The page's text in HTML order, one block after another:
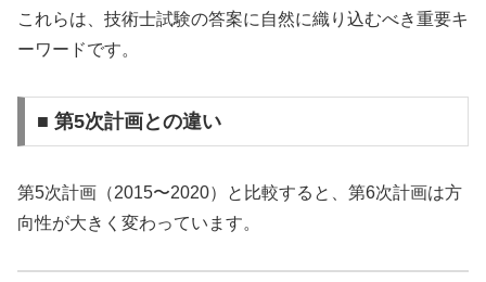
これらは、技術士試験の答案に自然に織り込むべき重要キ
ーワードです。
■ 第5次計画との違い
第5次計画（2015〜2020）と比較すると、第6次計画は方
向性が大きく変わっています。